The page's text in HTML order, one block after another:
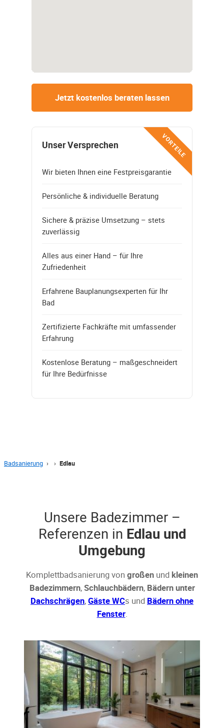
Jetzt kostenlos beraten lassen
VORTEILE
Unser Versprechen
Wir bieten Ihnen eine Festpreisgarantie
Persönliche & individuelle Beratung
Sichere & präzise Umsetzung – stets
zuverlässig
Alles aus einer Hand – für Ihre
Zufriedenheit
Erfahrene Bauplanungsexperten für Ihr
Bad
Zertifizierte Fachkräfte mit umfassender
Erfahrung
Kostenlose Beratung – maßgeschneidert
für Ihre Bedürfnisse
Badsanierung › › Edlau
Unsere Badezimmer –
Referenzen in Edlau und
Umgebung
Komplettbadsanierung von großen und kleinen
Badezimmern,Schlauchbädern, Bädern unter
Dachschrägen,Gäste WCs und Bädern ohne
Fenster.